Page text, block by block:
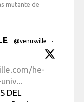
mutante de
@venusville
·
he-
DEL